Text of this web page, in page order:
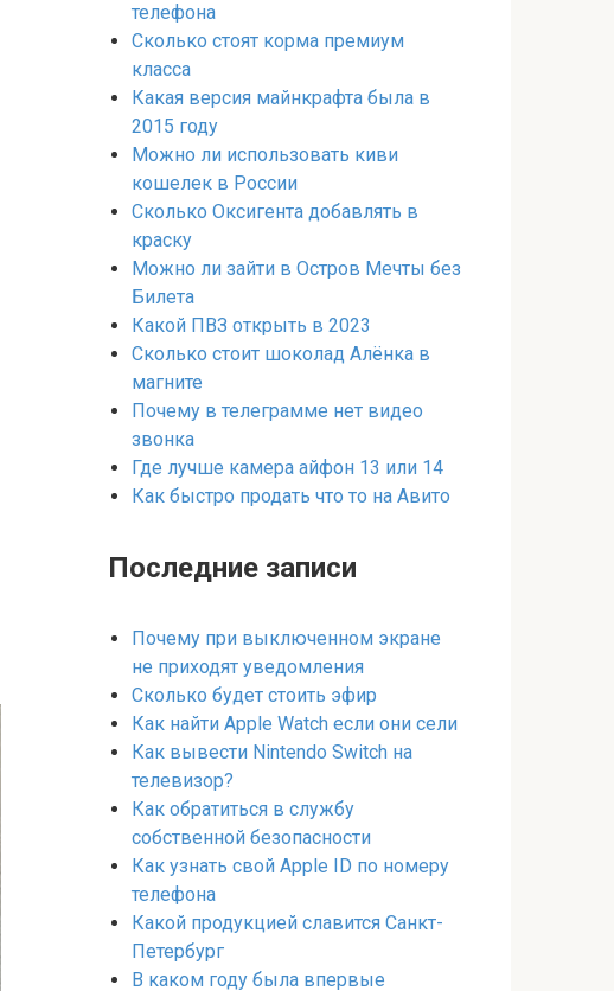
телефона
Сколько стоят корма премиум
класса
Какая версия майнкрафта была в
2015 году
Можно ли использовать киви
кошелек в России
Сколько Оксигента добавлять в
краску
Можно ли зайти в Остров Мечты без
Билета
Какой ПВЗ открыть в 2023
Сколько стоит шоколад Алёнка в
магните
Почему в телеграмме нет видео
звонка
Где лучше камера айфон 13 или 14
Как быстро продать что то на Авито
Последние записи
Почему при выключенном экране
не приходят уведомления
Сколько будет стоить эфир
Как найти Apple Watch если они сели
Как вывести Nintendo Switch на
телевизор?
Как обратиться в службу
собственной безопасности
Как узнать свой Apple ID по номеру
телефона
Какой продукцией славится Санкт-
Петербург
В каком году была впервые